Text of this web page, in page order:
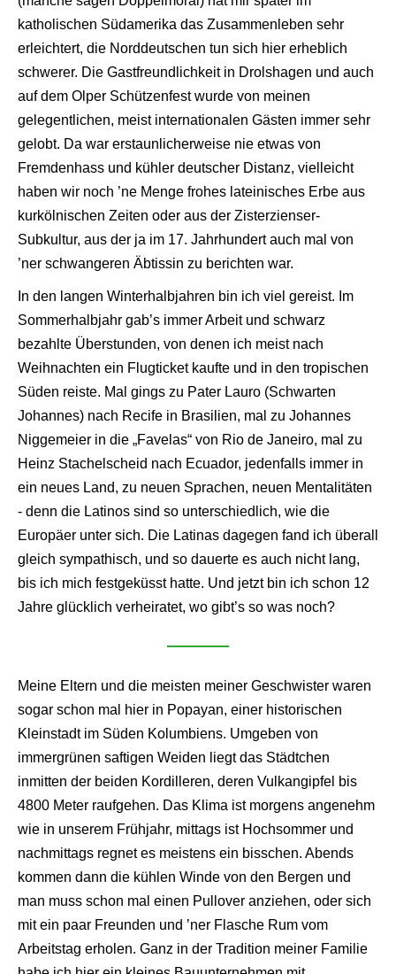
katholischen Südamerika das Zusammenleben sehr
erleichtert, die Norddeutschen tun sich hier erheblich
schwerer. Die Gastfreundlichkeit in Drolshagen und auch
auf dem Olper Schützenfest wurde von meinen
gelegentlichen, meist internationalen Gästen immer sehr
gelobt. Da war erstaunlicherweise nie etwas von
Fremdenhass und kühler deutscher Distanz, vielleicht
haben wir noch ’ne Menge frohes lateinisches Erbe aus
kurkölnischen Zeiten oder aus der Zisterzienser-
Subkultur, aus der ja im 17. Jahrhundert auch mal von
’ner schwangeren Äbtissin zu berichten war.
In den langen Winterhalbjahren bin ich viel gereist. Im
Sommerhalbjahr gab’s immer Arbeit und schwarz
bezahlte Überstunden, von denen ich meist nach
Weihnachten ein Flugticket kaufte und in den tropischen
Süden reiste. Mal gings zu Pater Lauro (Schwarten
Johannes) nach Recife in Brasilien, mal zu Johannes
Niggemeier in die „Favelas“ von Rio de Janeiro, mal zu
Heinz Stachelscheid nach Ecuador, jedenfalls immer in
ein neues Land, zu neuen Sprachen, neuen Mentalitäten
- denn die Latinos sind so unterschiedlich, wie die
Europäer unter sich. Die Latinas dagegen fand ich überall
gleich sympathisch, und so dauerte es auch nicht lang,
bis ich mich festgeküsst hatte. Und jetzt bin ich schon 12
Jahre glücklich verheiratet, wo gibt’s so was noch?
Meine Eltern und die meisten meiner Geschwister waren
sogar schon mal hier in Popayan, einer historischen
Kleinstadt im Süden Kolumbiens. Umgeben von
immergrünen saftigen Weiden liegt das Städtchen
inmitten der beiden Kordilleren, deren Vulkangipfel bis
4800 Meter raufgehen. Das Klima ist morgens angenehm
wie in unserem Frühjahr, mittags ist Hochsommer und
nachmittags regnet es meistens ein bisschen. Abends
kommen dann die kühlen Winde von den Bergen und
man muss schon mal einen Pullover anziehen, oder sich
mit ein paar Freunden und ’ner Flasche Rum vom
Arbeitstag erholen. Ganz in der Tradition meiner Familie